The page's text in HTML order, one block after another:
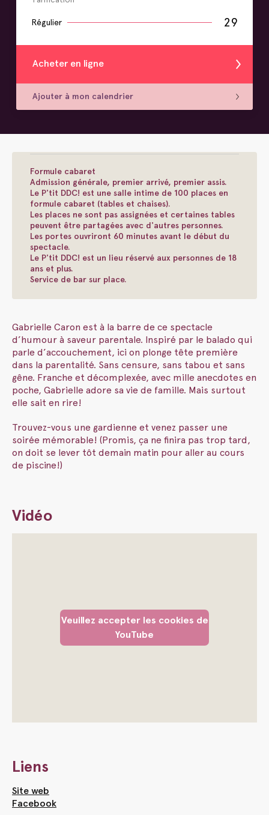
Régulier 29
Acheter en ligne
Ajouter à mon calendrier
Formule cabaret
Admission générale, premier arrivé, premier assis.
Le P'tit DDC! est une salle intime de 100 places en
formule cabaret (tables et chaises).
Les places ne sont pas assignées et certaines tables
peuvent être partagées avec d'autres personnes.
Les portes ouvriront 60 minutes avant le début du
spectacle.
Le P'tit DDC! est un lieu réservé aux personnes de 18
ans et plus.
Service de bar sur place.
Gabrielle Caron est à la barre de ce spectacle
d’humour à saveur parentale. Inspiré par le balado qui
parle d’accouchement, ici on plonge tête première
dans la parentalité. Sans censure, sans tabou et sans
gêne. Franche et décomplexée, avec mille anecdotes en
poche, Gabrielle adore sa vie de famille. Mais surtout
elle sait en rire!
Trouvez-vous une gardienne et venez passer une
soirée mémorable! (Promis, ça ne finira pas trop tard,
on doit se lever tôt demain matin pour aller au cours
de piscine!)
Vidéo
Veuillez accepter les cookies de
YouTube
Liens
Site web
Facebook